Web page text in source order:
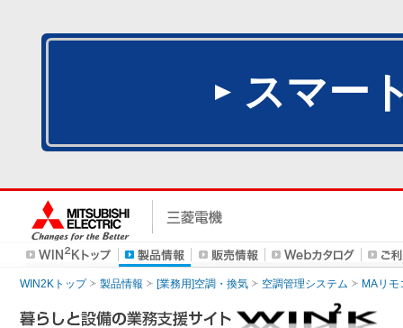
スマー
WIN2Kトップ 製品情報 [業務用]空調・換気 空調管理システム MAリモ